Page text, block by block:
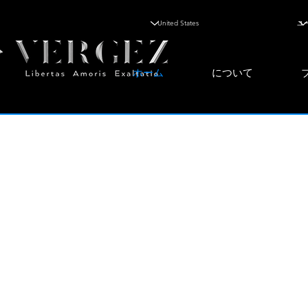
ホーム について